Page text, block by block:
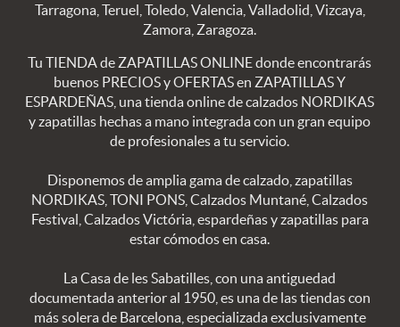
Tarragona, Teruel, Toledo, Valencia, Valladolid, Vizcaya,
Zamora, Zaragoza.
Tu TIENDA de ZAPATILLAS ONLINE donde encontrarás
buenos PRECIOS y OFERTAS en ZAPATILLAS Y
ESPARDEÑAS, una tienda online de calzados NORDIKAS
y zapatillas hechas a mano integrada con un gran equipo
de profesionales a tu servicio.
Disponemos de amplia gama de calzado, zapatillas
NORDIKAS, TONI PONS, Calzados Muntané, Calzados
Festival, Calzados Victória, espardeñas y zapatillas para
estar cómodos en casa.
La Casa de les Sabatilles, con una antiguedad
documentada anterior al 1950, es una de las tiendas con
más solera de Barcelona, especializada exclusivamente